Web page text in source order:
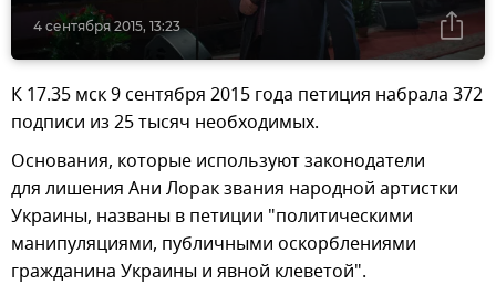
4 сентября 2015, 13:23
К 17.35 мск 9 сентября 2015 года петиция набрала 372
подписи из 25 тысяч необходимых.
Основания, которые используют законодатели
для лишения Ани Лорак звания народной артистки
Украины, названы в петиции "политическими
манипуляциями, публичными оскорблениями
гражданина Украины и явной клеветой".